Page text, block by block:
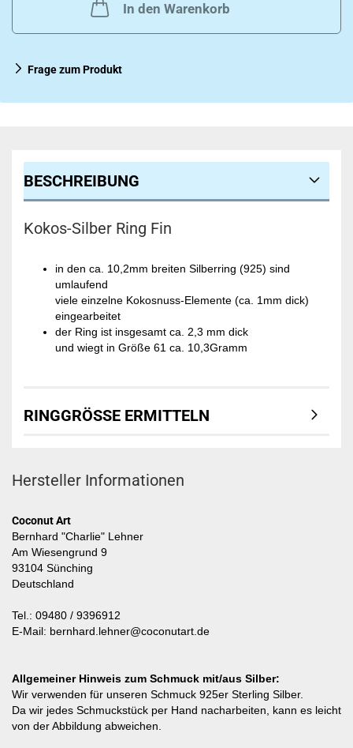
In den Warenkorb
Frage zum Produkt
BESCHREIBUNG
Kokos-Silber Ring Fin
in den ca. 10,2mm breiten Silberring (925) sind
umlaufend
viele einzelne Kokosnuss-Elemente (ca. 1mm dick)
eingearbeitet
der Ring ist insgesamt ca. 2,3 mm dick
und wiegt in Größe 61 ca. 10,3Gramm
RINGGRÖSSE ERMITTELN
Hersteller Informationen
Coconut Art
Bernhard "Charlie" Lehner
Am Wiesengrund 9
93104 Sünching
Deutschland
Tel.: 09480 / 9396912
E-Mail: bernhard.lehner@coconutart.de
Allgemeiner Hinweis zum Schmuck mit/aus Silber:
Wir verwenden für unseren Schmuck 925er Sterling Silber.
Da wir jedes Schmuckstück per Hand nacharbeiten, kann es leicht
von der Abbildung abweichen.